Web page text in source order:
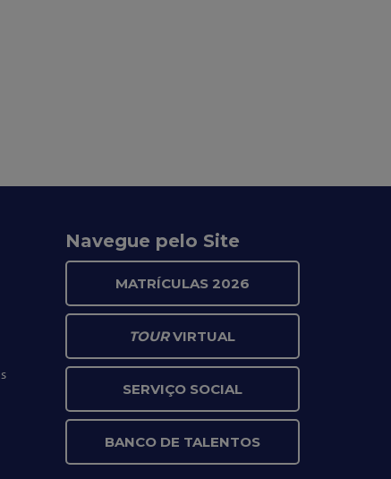
Navegue pelo Site
MATRÍCULAS 2026
TOURVIRTUAL
SERVIÇO SOCIAL
BANCO DE TALENTOS